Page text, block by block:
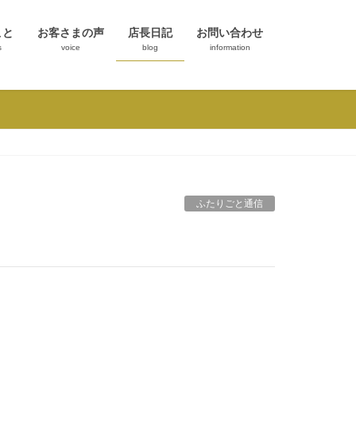
お客さまの声
voice
店長日記
blog
お問い合わせ
information
ふたりごと通信